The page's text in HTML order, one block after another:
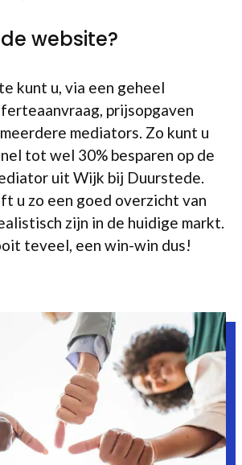
website?
kunt u, via een geheel
prijsopgaven
mediators. Zo kunt u
tot wel 30% besparen op de
uit Wijk bij Duurstede.
u zo een goed overzicht van
zijn in de huidige markt.
teveel, een win-win dus!